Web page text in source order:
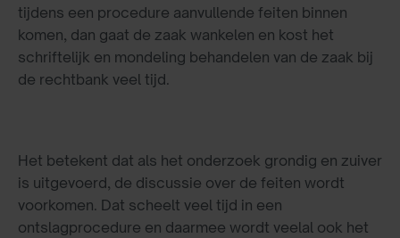
tijdens een procedure aanvullende feiten binnen
komen, dan gaat de zaak wankelen en kost het
schriftelijk en mondeling behandelen van de zaak bij
de rechtbank veel tijd.
Het betekent dat als het onderzoek grondig en zuiver
is uitgevoerd, de discussie over de feiten wordt
voorkomen. Dat scheelt veel tijd in een
ontslagprocedure en daarmee wordt veelal ook het